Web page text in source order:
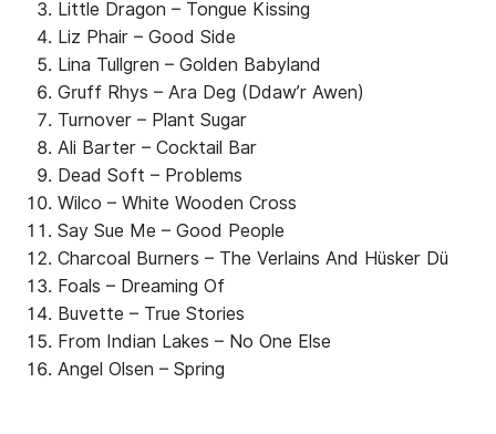
Little Dragon – Tongue Kissing
Liz Phair – Good Side
Lina Tullgren – Golden Babyland
Gruff Rhys – Ara Deg (Ddaw’r Awen)
Turnover – Plant Sugar
Ali Barter – Cocktail Bar
Dead Soft – Problems
Wilco – White Wooden Cross
Say Sue Me – Good People
Charcoal Burners – The Verlains And Hüsker Dü
Foals – Dreaming Of
Buvette – True Stories
From Indian Lakes – No One Else
Angel Olsen – Spring